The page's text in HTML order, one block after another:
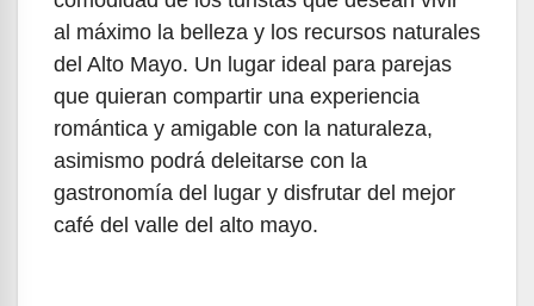
al máximo la belleza y los recursos naturales
del Alto Mayo. Un lugar ideal para parejas
que quieran compartir una experiencia
romántica y amigable con la naturaleza,
asimismo podrá deleitarse con la
gastronomía del lugar y disfrutar del mejor
café del valle del alto mayo.